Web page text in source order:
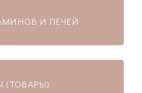
И ПЕЧЕЙ
(ТОВАРЫ)